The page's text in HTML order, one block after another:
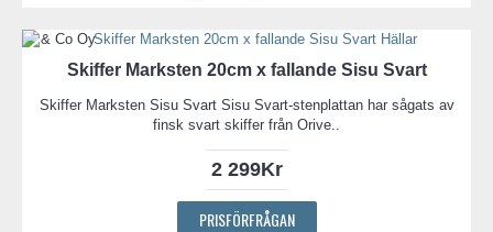
Skiffer Marksten 20cm x fallande Sisu Svart
Skiffer Marksten Sisu Svart Sisu Svart-stenplattan har sågats av
finsk svart skiffer från Orive..
2 299Kr
PRISFÖRFRÅGAN